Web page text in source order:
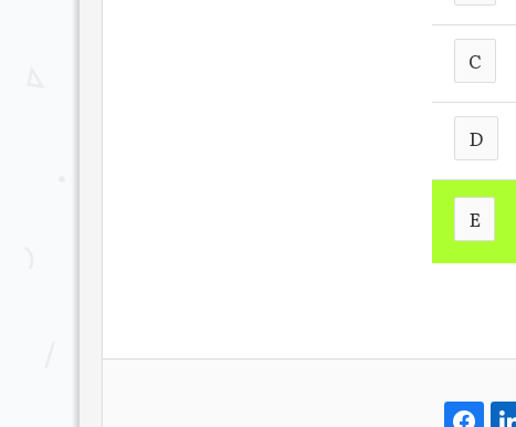
C
D
E